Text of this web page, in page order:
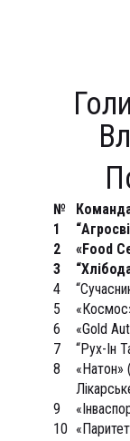
№
1
2
«Food
3
4
5
6
«Gold
7
“Рух-Ін
8
9
10